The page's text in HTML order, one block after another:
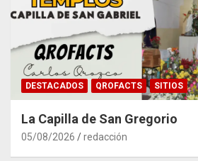
DESTACADOS QROFACTS SITIOS
La Capilla de San Gregorio
05/08/2026 redacción